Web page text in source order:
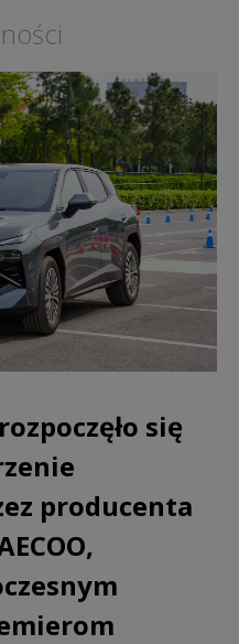
się
producenta